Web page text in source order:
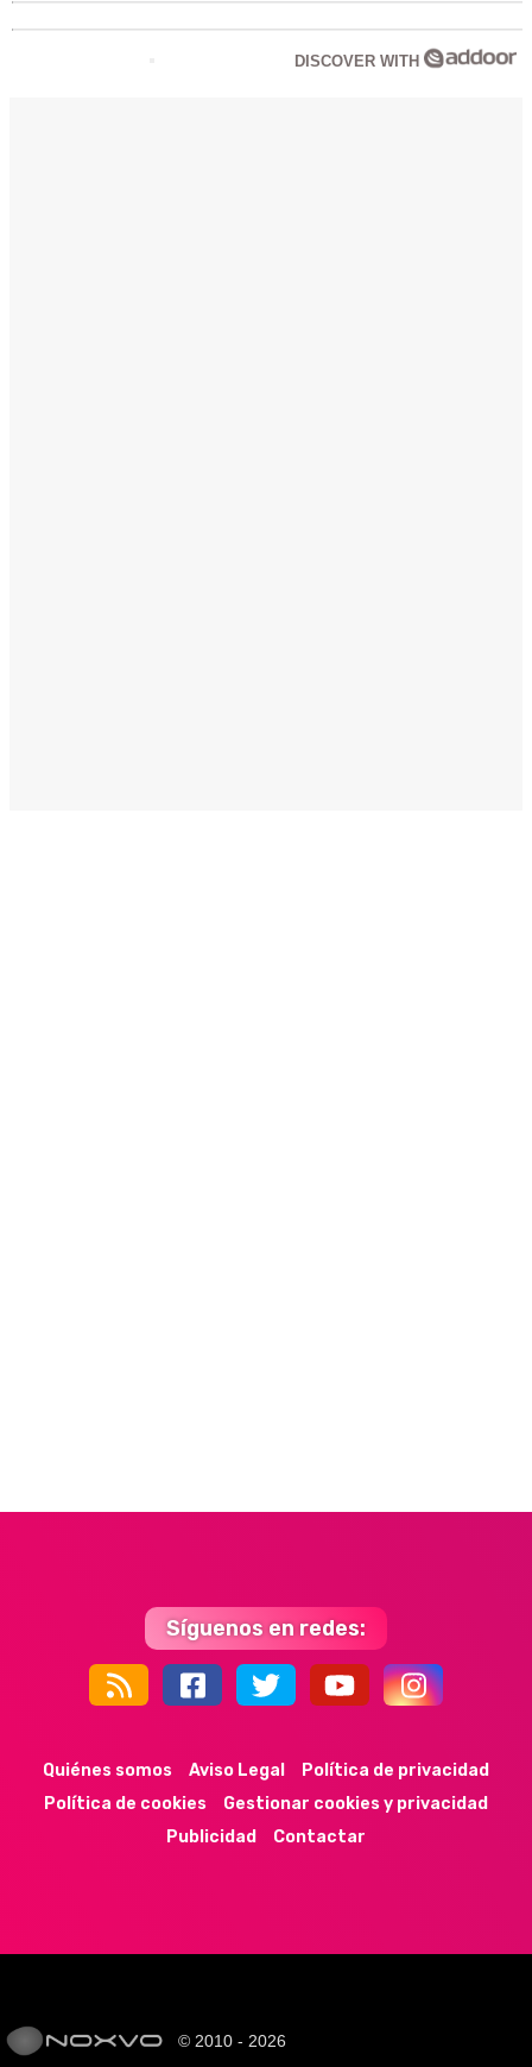
DISCOVER WITH
Síguenos en redes:
44k 9k 35k 352
Quiénes somos Aviso Legal
Política de privacidad
Política de cookies
Gestionar cookies y privacidad
Publicidad
Contactar
© 2010 - 2026